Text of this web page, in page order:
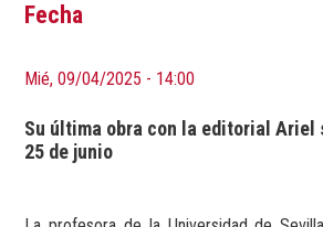
Fecha
Mié, 09/04/2025 - 14:00
Su última obra con la editorial Ariel
25 de junio